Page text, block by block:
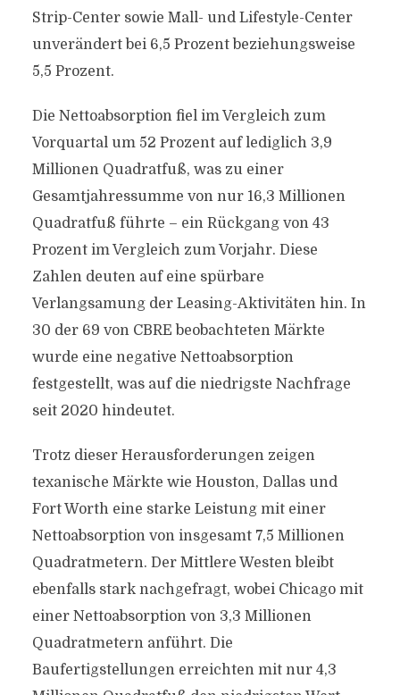
Strip-Center sowie Mall- und Lifestyle-Center
unverändert bei 6,5 Prozent beziehungsweise
5,5 Prozent.
Die Nettoabsorption fiel im Vergleich zum
Vorquartal um 52 Prozent auf lediglich 3,9
Millionen Quadratfuß, was zu einer
Gesamtjahressumme von nur 16,3 Millionen
Quadratfuß führte – ein Rückgang von 43
Prozent im Vergleich zum Vorjahr. Diese
Zahlen deuten auf eine spürbare
Verlangsamung der Leasing-Aktivitäten hin. In
30 der 69 von CBRE beobachteten Märkte
wurde eine negative Nettoabsorption
festgestellt, was auf die niedrigste Nachfrage
seit 2020 hindeutet.
Trotz dieser Herausforderungen zeigen
texanische Märkte wie Houston, Dallas und
Fort Worth eine starke Leistung mit einer
Nettoabsorption von insgesamt 7,5 Millionen
Quadratmetern. Der Mittlere Westen bleibt
ebenfalls stark nachgefragt, wobei Chicago mit
einer Nettoabsorption von 3,3 Millionen
Quadratmetern anführt. Die
Baufertigstellungen erreichten mit nur 4,3